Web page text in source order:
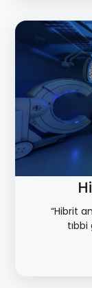
“Hibrit